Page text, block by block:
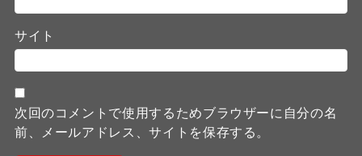
サイト
次回のコメントで使用するためブラウザーに自分の名
前、メールアドレス、サイトを保存する。